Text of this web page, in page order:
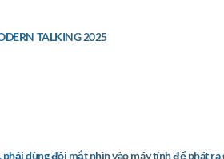
TALKING 2025
dùng đôi mắt nhìn vào máy tính để phát ra